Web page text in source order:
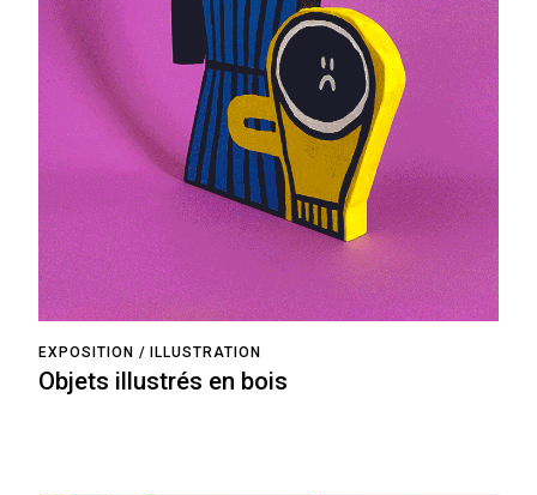
EXPOSITION ILLUSTRATION
Objets illustrés en bois